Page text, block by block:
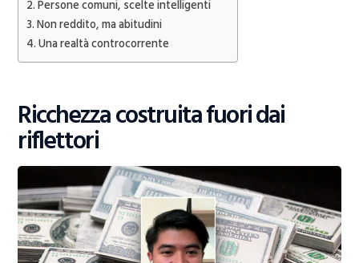
Persone comuni, scelte intelligenti
Non reddito, ma abitudini
Una realtà controcorrente
Ricchezza costruita fuori dai
riflettori